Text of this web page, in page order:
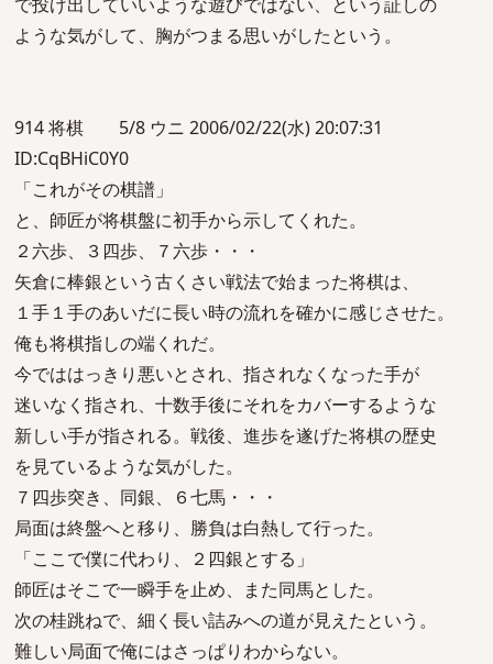
ような気がして、胸がつまる思いがしたという。
914 将棋 5/8 ウニ 2006/02/22(水) 20:07:31
ID:CqBHiC0Y0
「これがその棋譜」
と、師匠が将棋盤に初手から示してくれた。
２六歩、３四歩、７六歩・・・
矢倉に棒銀という古くさい戦法で始まった将棋は、
１手１手のあいだに長い時の流れを確かに感じさせた。
俺も将棋指しの端くれだ。
今でははっきり悪いとされ、指されなくなった手が
迷いなく指され、十数手後にそれをカバーするような
新しい手が指される。戦後、進歩を遂げた将棋の歴史
を見ているような気がした。
７四歩突き、同銀、６七馬・・・
局面は終盤へと移り、勝負は白熱して行った。
「ここで僕に代わり、２四銀とする」
師匠はそこで一瞬手を止め、また同馬とした。
次の桂跳ねで、細く長い詰みへの道が見えたという。
難しい局面で俺にはさっぱりわからない。